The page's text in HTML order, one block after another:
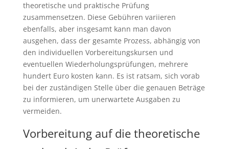
theoretische und praktische Prüfung
zusammensetzen. Diese Gebühren variieren
ebenfalls, aber insgesamt kann man davon
ausgehen, dass der gesamte Prozess, abhängig von
den individuellen Vorbereitungskursen und
eventuellen Wiederholungsprüfungen, mehrere
hundert Euro kosten kann. Es ist ratsam, sich vorab
bei der zuständigen Stelle über die genauen Beträge
zu informieren, um unerwartete Ausgaben zu
vermeiden.
Vorbereitung auf die theoretische